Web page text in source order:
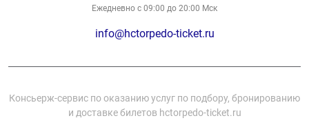
Ежедневно с 09:00 до 20:00 Мск
info@hctorpedo-ticket.ru
Консьерж-сервис по оказанию услуг по подбору, бронированию
и доставке билетов hctorpedo-ticket.ru